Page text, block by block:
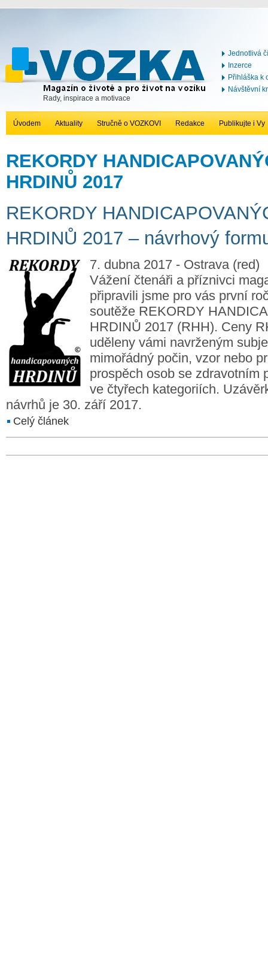
Rady, inspirace a motivace
Jednotlivá
Inzerce
Přihláška k
Návštěvní
Úvodem Aktuality Stručně o VOZKOVI Redakce Publikujte i Vy
REKORDY
HRDINŮ 2017
REKORDY
HRDINŮ 2017 – návrhový
7. dubna 2017 - Ostrava (red)
Vážení čtenáři a příznivci
připravili jsme pro vás první
soutěže REKORDY
HRDINŮ 2017 (RHH). Ceny
uděleny vámi navrženým
mimořádný počin, vzor nebo
prospěch osob se zdravotním
ve čtyřech kategoriích.
návrhů je 30. září 2017.
Celý článek